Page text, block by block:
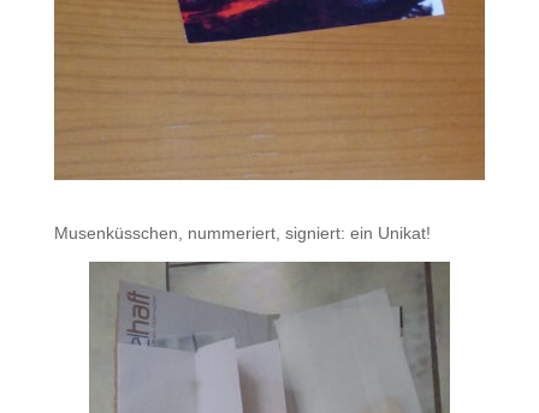
Musenküsschen, nummeriert, signiert: ein Unikat!